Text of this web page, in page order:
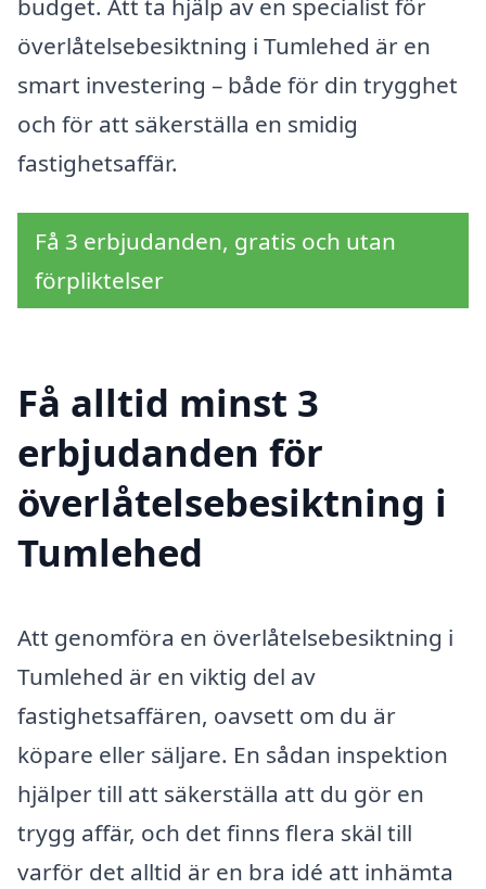
budget. Att ta hjälp av en specialist för
överlåtelsebesiktning i Tumlehed är en
smart investering – både för din trygghet
och för att säkerställa en smidig
fastighetsaffär.
Få 3 erbjudanden, gratis och utan
förpliktelser
Få alltid minst 3
erbjudanden för
överlåtelsebesiktning i
Tumlehed
Att genomföra en överlåtelsebesiktning i
Tumlehed är en viktig del av
fastighetsaffären, oavsett om du är
köpare eller säljare. En sådan inspektion
hjälper till att säkerställa att du gör en
trygg affär, och det finns flera skäl till
varför det alltid är en bra idé att inhämta